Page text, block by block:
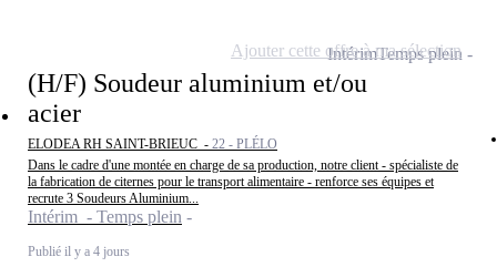
(H/F) Soudeur aluminium et/ou
acier
ELODEA RH SAINT-BRIEUC - 22 - PLÉLO
Dans le cadre d'une montée en charge de sa production, notre client - spécialiste de
la fabrication de citernes pour le transport alimentaire - renforce ses équipes et
recrute 3 Soudeurs Aluminium...
Intérim - Temps plein
Publié il y a 4 jours
IntérimTemps plein
Ajouter cette offre à ma sélection